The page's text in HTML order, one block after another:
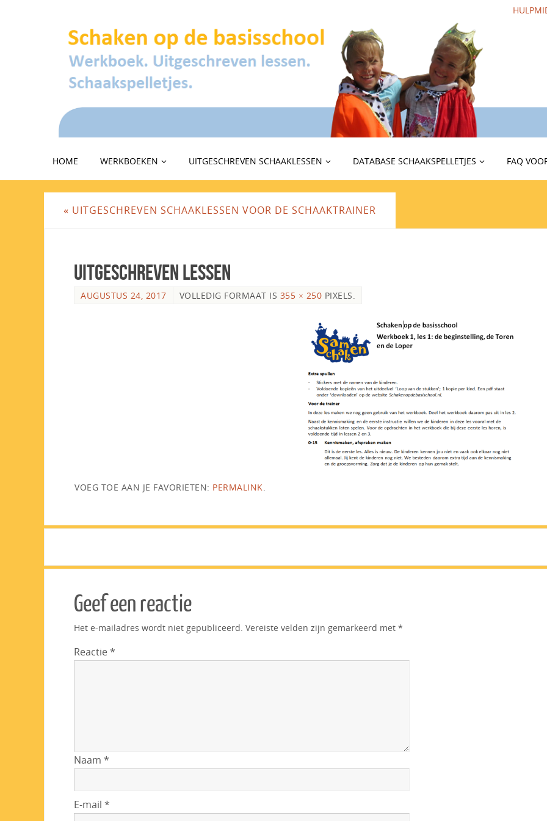
HOME WERKBOEKEN UITGESCHREVEN SCHAAKLESSEN DATABASE SCHAAKSPELLETJES FAQ
« UITGESCHREVEN SCHAAKLESSEN VOOR DE SCHAAKTRAINER
Uitgeschreven lessen
AUGUSTUS 24, 2017 VOLLEDIG FORMAAT IS 355 × 250 PIXELS.
VOEG TOE AAN JE FAVORIETEN: PERMALINK
Geef een reactie
Het e-mailadres wordt niet gepubliceerd. Vereiste velden zijn gemarkeerd met *
Reactie*
Naam *
E-mail *